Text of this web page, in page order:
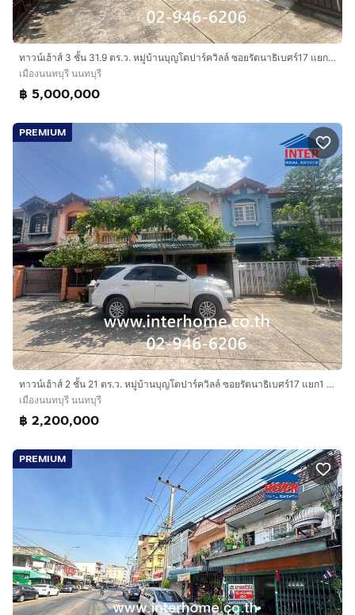
ทาวน์เฮ้าส์ 3 ชั้น 31.9 ตร.ว. หมู่บ้านบุญโตปาร์ควิลล์ ซอยรัตนาธิเบศร์17 แยก1 ถนนรัตนาธิเบศร์ ถนนเลี่ยงเมืองนนทบุรี เมืองนนทบุรี นนทบุรี
เมืองนนทบุรี นนทบุรี
฿ 5,000,000
PREMIUM
ทาวน์เฮ้าส์ 2 ชั้น 21 ตร.ว. หมู่บ้านบุญโตปาร์ควิลล์ ซอยรัตนาธิเบศร์17 แยก1 ถนนรัตนาธิเบศร์ ถนนเลี่ยงเมืองนนทบุรี เมืองนนทบุรี นนทบุรี
เมืองนนทบุรี นนทบุรี
฿ 2,200,000
PREMIUM